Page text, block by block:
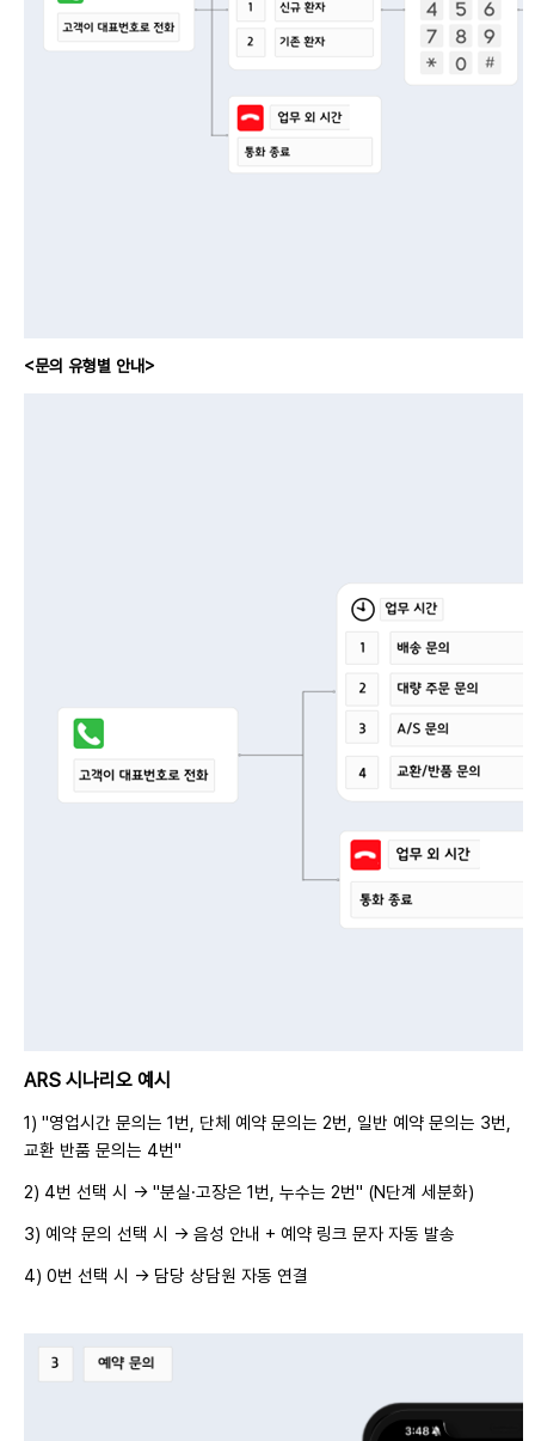
<문의 유형별 안내>
ARS 시나리오 예시
1) "영업시간 문의는 1번, 단체 예약 문의는 2번, 일반 예약 문의는 3번,
교환 반품 문의는 4번"
2) 4번 선택 시 → "분실·고장은 1번, 누수는 2번" (N단계 세분화)
3) 예약 문의 선택 시 → 음성 안내 + 예약 링크 문자 자동 발송
4) 0번 선택 시 → 담당 상담원 자동 연결